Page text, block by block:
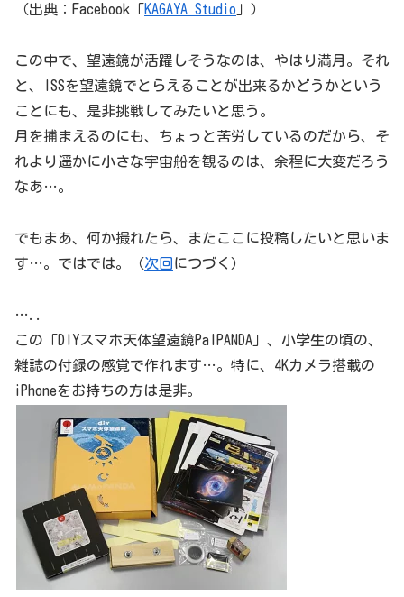
（出典：Facebook「KAGAYA Studio 」）
この中で、望遠鏡が活躍しそうなのは、やはり満月。それ
と、ISSを望遠鏡でとらえることが出来るかどうかという
ことにも、是非挑戦してみたいと思う。
月を捕まえるのにも、ちょっと苦労しているのだから、そ
れより遥かに小さな宇宙船を観るのは、余程に大変だろう
なあ…。
でもまあ、何か撮れたら、またここに投稿したいと思いま
す…。ではでは。（次回 につづく）
…..
この「DIYスマホ天体望遠鏡PalPANDA」、小学生の頃の、
雑誌の付録の感覚で作れます…。特に、4Kカメラ搭載の
iPhoneをお持ちの方は是非。